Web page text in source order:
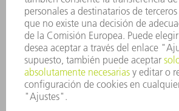
COMUNICADOS DE PRENSA
REVISTAS
SOSTENIBILIDAD
MEDIO AMBIENTE Y CLIMA
SOCIEDAD Y EMPRESA
GESTIÓN EMPRESARIAL